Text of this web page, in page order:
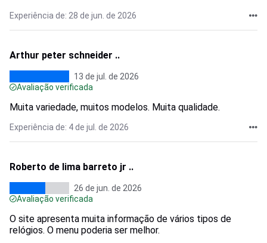
Experiência de: 28 de jun. de 2026
Arthur peter schneider ..
13 de jul. de 2026
Avaliação verificada
Muita variedade, muitos modelos. Muita qualidade.
Experiência de: 4 de jul. de 2026
Roberto de lima barreto jr ..
26 de jun. de 2026
Avaliação verificada
O site apresenta muita informação de vários tipos de
relógios. O menu poderia ser melhor.